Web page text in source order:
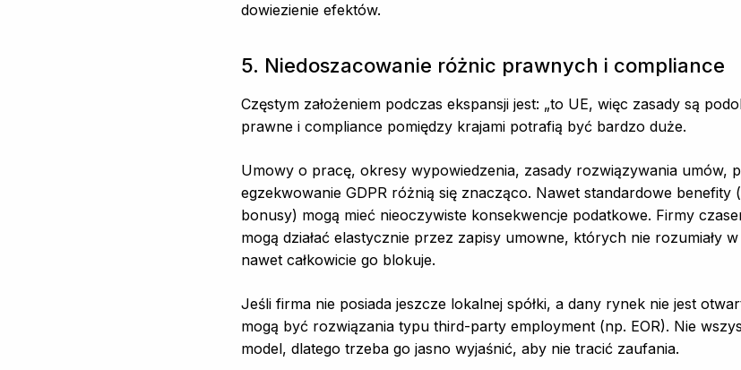
dowiezienie efektów.
5. Niedoszacowanie różnic prawnych i compliance
Częstym założeniem podczas ekspansji jest: „to UE, więc zasady są
prawne i compliance pomiędzy krajami potrafią być bardzo duże.
Umowy o pracę, okresy wypowiedzenia, zasady rozwiązywania umów,
egzekwowanie GDPR różnią się znacząco. Nawet standardowe benefity
bonusy) mogą mieć nieoczywiste konsekwencje podatkowe. Firmy
mogą działać elastycznie przez zapisy umowne, których nie rozumiały
nawet całkowicie go blokuje.
Jeśli firma nie posiada jeszcze lokalnej spółki, a dany rynek nie jest
mogą być rozwiązania typu third-party employment (np. EOR). Nie
model, dlatego trzeba go jasno wyjaśnić, aby nie tracić zaufania.